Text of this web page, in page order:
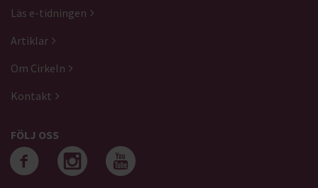
Läs e-tidningen
Artiklar
Om Cirkeln
Kontakt
FÖLJ OSS
Följ oss på facebook
Följ oss på
Följ oss på